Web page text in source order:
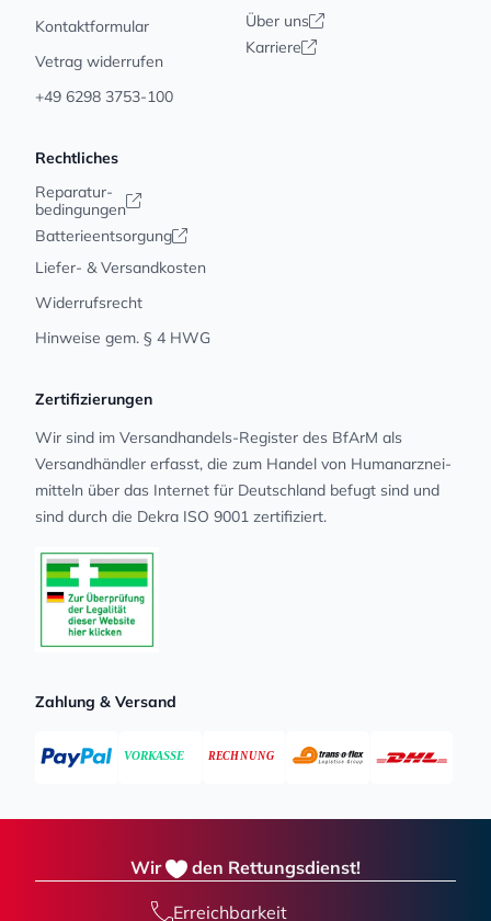
Kontaktformular
Vetrag widerrufen
+49 6298 3753-100
Über uns
Karriere
Rechtliches
Reparatur-
bedingungen
Batterieentsorgung
Liefer- & Versandkosten
Widerrufsrecht
Hinweise gem. § 4 HWG
Zertifizierungen
Wir sind im Versandhandels-Register des BfArM als
Versandhändler erfasst, die zum Handel von Human­arz­nei­
mit­teln über das Internet für Deutschland befugt sind und
sind durch die Dekra ISO 9001 zertifiziert.
Zahlung & Versand
Wir den Rettungsdienst!
Erreichbarkeit